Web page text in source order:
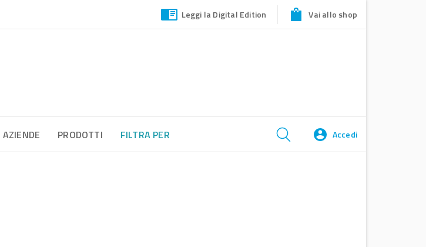
Leggi la Digital Edition Vai allo shop
AZIENDE PRODOTTI FILTRA PER Accedi